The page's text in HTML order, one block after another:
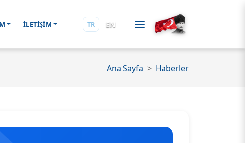
İLETİŞİM TR EN
Ana Sayfa Haberler